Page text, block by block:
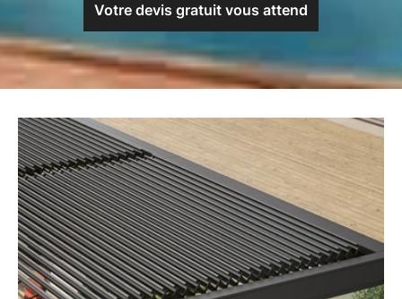
Votre devis gratuit vous attend